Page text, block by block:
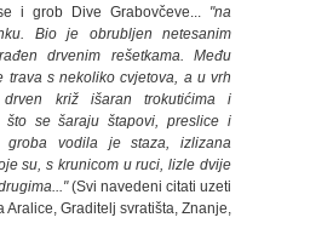
i grob Dive Grabovčeve... "na
Bio je obrubljen netesanim
drvenim rešetkama. Među
trava s nekoliko cvjetova, a u vrh
križ išaran trokutićima i
što se šaraju štapovi, preslice i
groba vodila je staza, izlizana
su, s krunicom u ruci, lizle dvije
(Svi navedeni citati uzeti
Aralice, Graditelj svratišta, Znanje,